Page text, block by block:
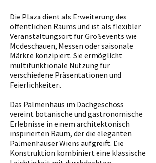
Die Plaza dient als Erweiterung des
öffentlichen Raums und ist als flexibler
Veranstaltungsort für Großevents wie
Modeschauen, Messen oder saisonale
Märkte konzipiert. Sie ermöglicht
multifunktionale Nutzung für
verschiedene Präsentationen und
Feierlichkeiten.
Das Palmenhaus im Dachgeschoss
vereint botanische und gastronomische
Erlebnisse in einem architektonisch
inspirierten Raum, der die eleganten
Palmenhäuser Wiens aufgreift. Die
Konstruktion kombiniert eine klassische